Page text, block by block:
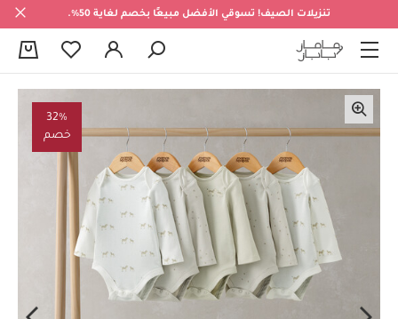
تنزيلات الصيف! تسوقي الأفضل مبيعًا بخصم لغاية 50%.
32%
خصم